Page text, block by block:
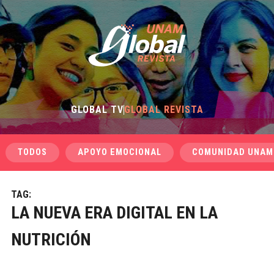
GLOBAL TVGLOBAL REVISTA
TODOS APOYO EMOCIONAL COMUNIDAD UNAM
TAG:
LA NUEVA ERA DIGITAL EN LA
NUTRICIÓN